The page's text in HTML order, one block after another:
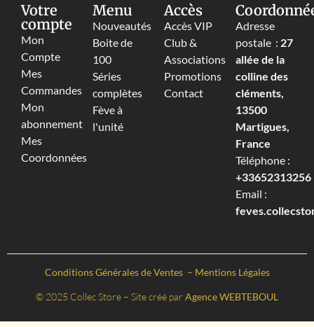
Votre
compte
Mon
Compte
Mes
Commandes
Mon
abonnement
Mes
Coordonnées
Menu
Nouveautés
Boite de
100
Séries
complètes
Fève à
l'unité
Accès
Accès VIP
Club &
Associations
Promotions
Contact
Adresse
postale : 27
allée de la
colline des
cléments,
13500
Martigues,
France
Téléphone :
+33652313256‬
Email :
Conditions Générales de Ventes – Mentions Légales
© 2025 Collec Store – Site créé par Agence WEBTEBOUL